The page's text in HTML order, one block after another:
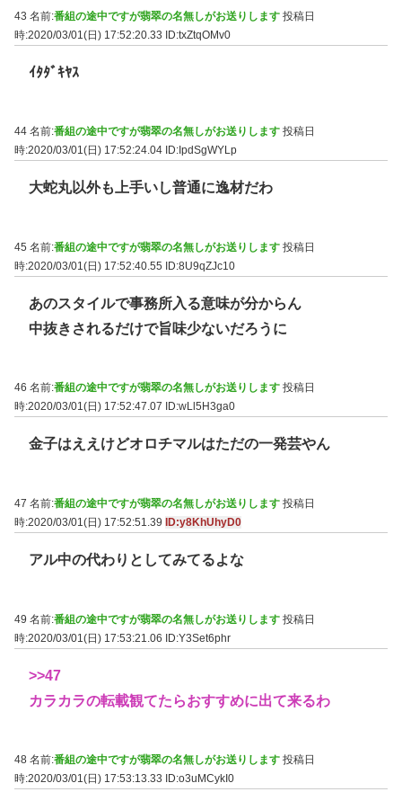
43 名前:番組の途中ですが翡翠の名無しがお送りします 投稿日
時:2020/03/01(日) 17:52:20.33 ID:txZtqOMv0
ｲﾀﾀﾞｷﾔｽ
44 名前:番組の途中ですが翡翠の名無しがお送りします 投稿日
時:2020/03/01(日) 17:52:24.04 ID:IpdSgWYLp
大蛇丸以外も上手いし普通に逸材だわ
45 名前:番組の途中ですが翡翠の名無しがお送りします 投稿日
時:2020/03/01(日) 17:52:40.55 ID:8U9qZJc10
あのスタイルで事務所入る意味が分からん
中抜きされるだけで旨味少ないだろうに
46 名前:番組の途中ですが翡翠の名無しがお送りします 投稿日
時:2020/03/01(日) 17:52:47.07
ID:wLl5H3ga0
金子はええけどオロチマルはただの一発芸やん
47 名前:番組の途中ですが翡翠の名無しがお送りします 投稿日
時:2020/03/01(日) 17:52:51.39
ID:y8KhUhyD0
アル中の代わりとしてみてるよな
49 名前:番組の途中ですが翡翠の名無しがお送りします 投稿日
時:2020/03/01(日) 17:53:21.06 ID:Y3Set6phr
>>47
カラカラの転載観てたらおすすめに出て来るわ
48 名前:番組の途中ですが翡翠の名無しがお送りします 投稿日
時:2020/03/01(日) 17:53:13.33
ID:o3uMCykI0